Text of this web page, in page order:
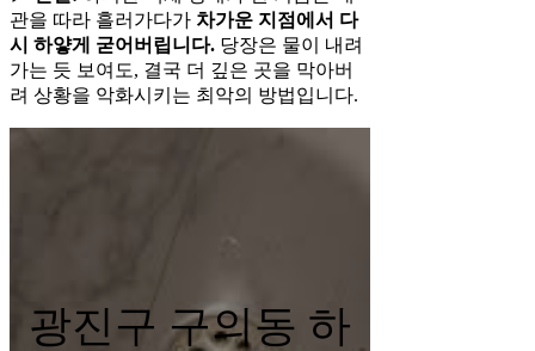
관을 따라 흘러가다가 차가운 지점에서 다
시 하얗게 굳어버립니다. 당장은 물이 내려
가는 듯 보여도, 결국 더 깊은 곳을 막아버
려 상황을 악화시키는 최악의 방법입니다.
광진구 구의동 하